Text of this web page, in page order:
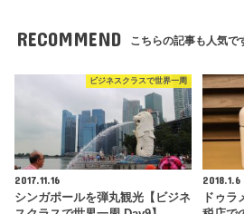
RECOMMEND こちらの記事も人気で
ビジネスクラスで世界一周
2017.11.16
シンガポールを弾丸観光【ビジネ
2018.1.6
ドゥラ